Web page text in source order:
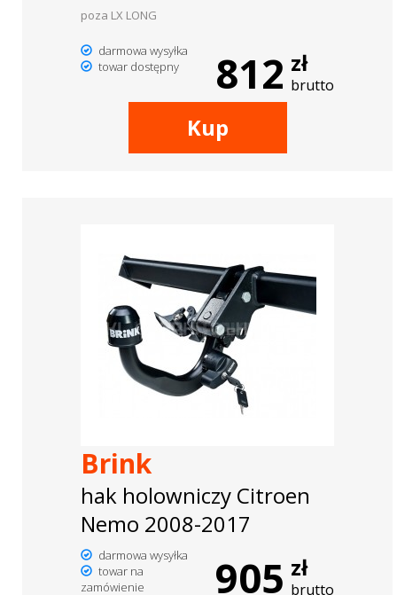
poza LX LONG
darmowa wysyłka
towar dostępny
812 zł
brutto
Kup
Brink
hak holowniczy Citroen
Nemo 2008-2017
darmowa wysyłka
towar na
zamówienie
905 zł
brutto